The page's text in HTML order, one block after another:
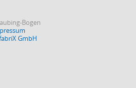
Bogen
GmbH